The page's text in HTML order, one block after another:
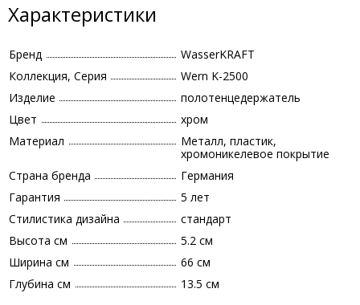
Характеристики
Бренд
WasserKRAFT
Коллекция, Серия
Wern K-2500
Изделие
полотенцедержатель
Цвет
хром
Материал
Металл, пластик,
хромоникелевое покрытие
Страна бренда
Германия
Гарантия
5 лет
Стилистика дизайна
стандарт
Высота см
5.2 см
Ширина см
66 см
Глубина см
13.5 см